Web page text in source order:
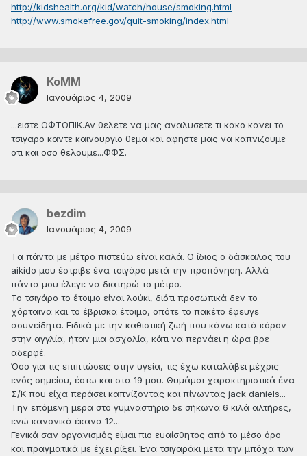
http://kidshealth.org/kid/watch/house/smoking.html
http://www.smokefree.gov/quit-smoking/index.html
KoMM
Ιανουάριος 4, 2009
...ειστε ΟΦΤΟΠΙΚ.Αν θελετε να μας αναλυσετε τι κακο κανει το
τσιγαρο καντε καινουργιο θεμα και αφηστε μας να καπνιζουμε
οτι και οσο θελουμε...ΦΦΣ.
bezdim
Ιανουάριος 4, 2009
Tα πάντα με μέτρο πιστεύω είναι καλά. Ο ίδιος ο δάσκαλος του
aikido μου έστριβε ένα τσιγάρο μετά την προπόνηση. Αλλά
πάντα μου έλεγε να διατηρώ το μέτρο.
Το τσιγάρο το έτοιμο είναι λούκι, διότι προσωπικά δεν το
χόρταινα και το έβρισκα έτοιμο, οπότε το πακέτο έφευγε
ασυνείδητα. Ειδικά με την καθιστική ζωή που κάνω κατά κόρον
στην αγγλία, ήταν μια ασχολία, κάτι να περνάει η ώρα βρε
αδερφέ.
Όσο για τις επιπτώσεις στην υγεία, τις έχω καταλάβει μέχρις
ενός σημείου, έστω και στα 19 μου. Θυμάμαι χαρακτηριστικά ένα
Σ/Κ που είχα περάσει καπνίζοντας και πίνωντας jack daniels...
Tην επόμενη μερα στο γυμναστήριο δε σήκωνα 6 κιλά αλτήρες,
ενώ κανονικά έκανα 12...
Γενικά σαν οργανισμός είμαι πιο ευαίσθητος από το μέσο όρο
και πραγματικά με έχει ρίξει. Ένα τσιγαράκι μετα την μπόχα των